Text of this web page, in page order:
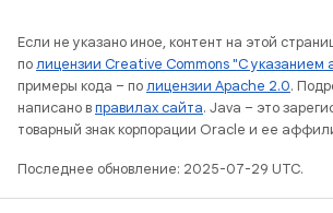
Если не указано иное, контент на этой
полицензии Creative Commons "С указанием
примеры кода – полицензии Apache 2.0.
написано вправилах сайта. Java – это
товарный знак корпорации Oracle и ее
Последнее обновление: 2025-07-29 UTC.